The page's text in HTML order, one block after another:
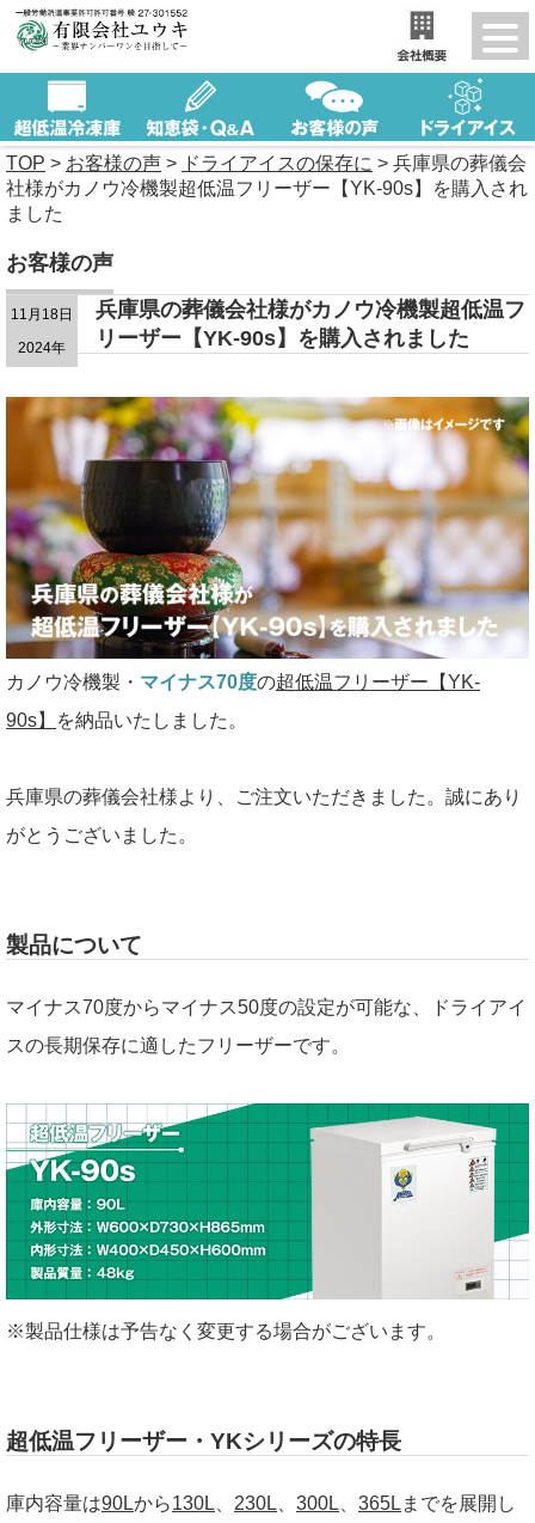
TOP > お客様の声 > ドライアイスの保存に > 兵庫県の葬儀会
社様がカノウ冷機製超低温フリーザー【YK-90s】を購入され
ました
お客様の声
11月18日
2024年
兵庫県の葬儀会社様がカノウ冷機製超低温フ
リーザー【YK-90s】を購入されました
カノウ冷機製・ マイナス70度の超低温フリーザー【YK-
90s】
を納品いたしました。
兵庫県の葬儀会社様より、ご注文いただきました。誠にあり
がとうございました。
製品について
マイナス70度からマイナス50度の設定が可能な、ドライアイ
スの長期保存に適したフリーザーです。
※製品仕様は予告なく変更する場合がございます。
超低温フリーザー・YKシリーズの特長
庫内容量は90Lから130L、 230L、 300L、 365Lまでを展開し